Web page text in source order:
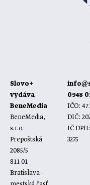
Slovo+
vydáva
BeneMedia
BeneMedia,
s.r.o.
Prepoštská
2085/5
811 01
Bratislava -
0948
IČO: 47
DIČ:
IČ
3275